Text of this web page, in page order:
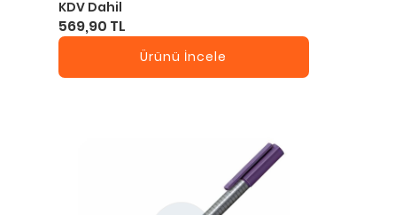
KDV Dahil
569,90 TL
Ürünü İncele